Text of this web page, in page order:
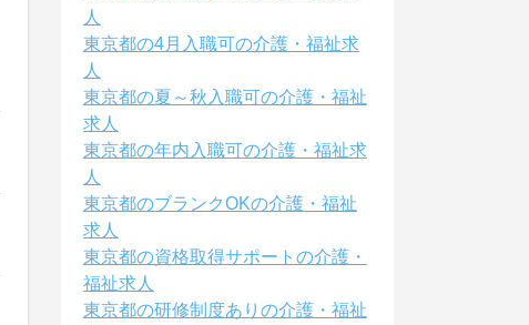
人
東京都の4月入職可の介護・福祉求
人
東京都の夏～秋入職可の介護・福祉
求人
東京都の年内入職可の介護・福祉求
人
東京都のブランクOKの介護・福祉
求人
東京都の資格取得サポートの介護・
福祉求人
東京都の研修制度ありの介護・福祉